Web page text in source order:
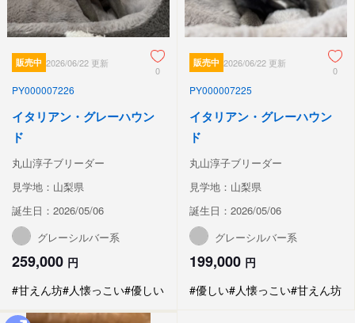
販売中 2026/06/22 更新
0
PY000007226
イタリアン・グレーハウン
ド
丸山淳子ブリーダー
見学地：山梨県
誕生日：2026/05/06
グレーシルバー系
259,000 円
#甘えん坊#人懐っこい#優しい
販売中 2026/06/22 更新
0
PY000007225
イタリアン・グレーハウン
ド
丸山淳子ブリーダー
見学地：山梨県
誕生日：2026/05/06
グレーシルバー系
199,000 円
#優しい#人懐っこい#甘えん坊